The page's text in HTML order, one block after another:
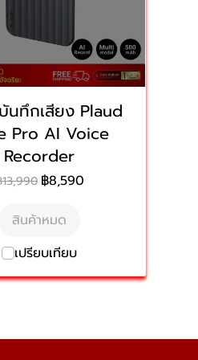
นทึกเสียง Plaud
Pro AI Voice
Recorder
฿8,590
สินค้าหมด
เปรียบเทียบ